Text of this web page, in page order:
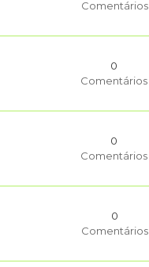
Comentários
0
Comentários
0
Comentários
0
Comentários